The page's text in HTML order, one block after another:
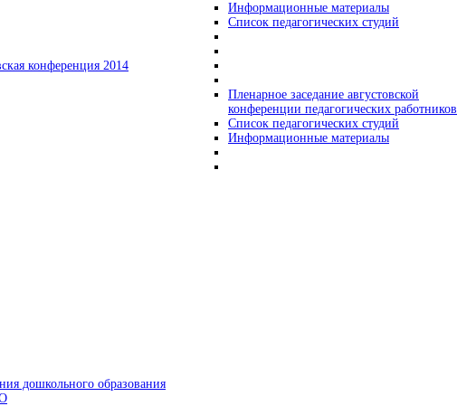
Информационные материалы
Список педагогических студий
конференция 2014
Пленарное заседание августовской
конференции педагогических работников
Список педагогических студий
Информационные материалы
дошкольного образования